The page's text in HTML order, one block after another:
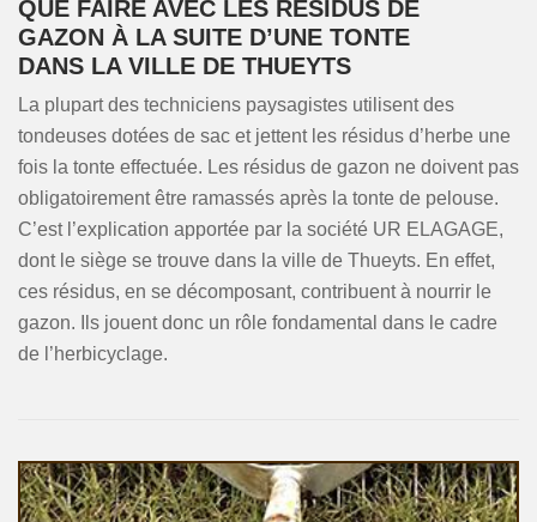
QUE FAIRE AVEC LES RÉSIDUS DE
GAZON À LA SUITE D’UNE TONTE
DANS LA VILLE DE THUEYTS
La plupart des techniciens paysagistes utilisent des
tondeuses dotées de sac et jettent les résidus d’herbe une
fois la tonte effectuée. Les résidus de gazon ne doivent pas
obligatoirement être ramassés après la tonte de pelouse.
C’est l’explication apportée par la société UR ELAGAGE,
dont le siège se trouve dans la ville de Thueyts. En effet,
ces résidus, en se décomposant, contribuent à nourrir le
gazon. Ils jouent donc un rôle fondamental dans le cadre
de l’herbicyclage.